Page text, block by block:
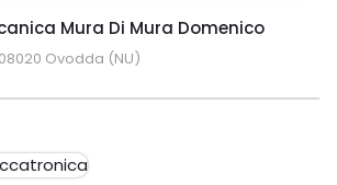
Mura Di Mura Domenico
Ovodda (NU)